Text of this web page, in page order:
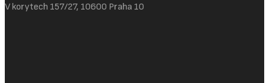
V korytech 157/27, 10600 Praha 10